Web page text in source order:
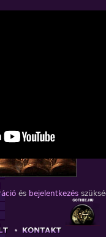
és bejelentkezés